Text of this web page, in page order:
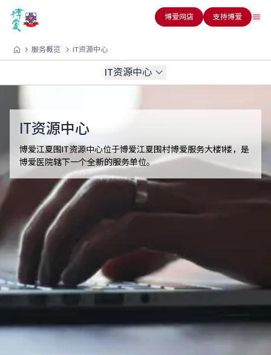
博爱网店 支持博爱
服务概览 IT资源中心
IT资源中心
IT资源中心
博爱江夏围IT资源中心位于博爱江夏围村博爱服务大楼1楼，是
博爱医院辖下一个全新的服务单位。